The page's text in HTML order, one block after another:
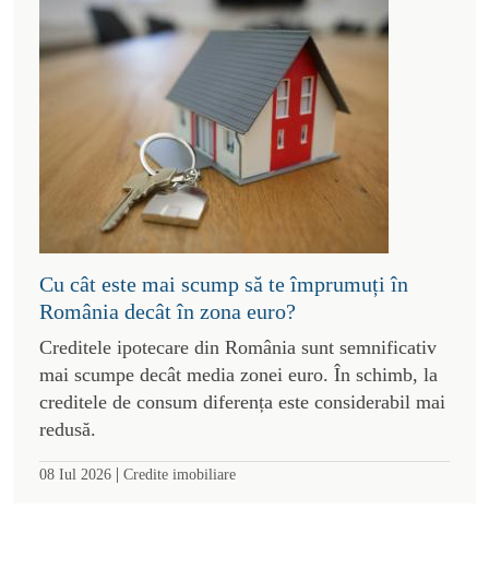
Cu cât este mai scump să te împrumuți în
România decât în zona euro?
Creditele ipotecare din România sunt semnificativ
mai scumpe decât media zonei euro. În schimb, la
creditele de consum diferența este considerabil mai
redusă.
08 Iul 2026 | Credite imobiliare